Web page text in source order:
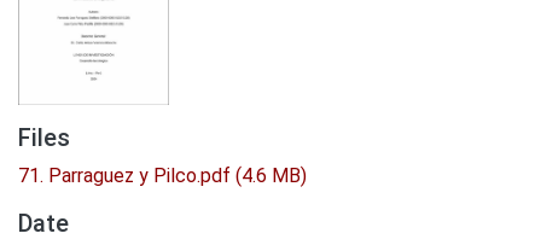
Files
71. Parraguez y Pilco.pdf (4.6 MB)
Date